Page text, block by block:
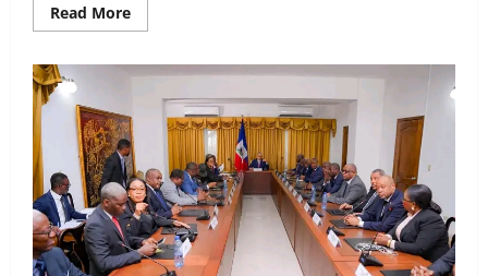
Read MoreRead
more
:
nouveau
ministre
de
l’Économie
attendu
dans
les
prochaines
heures